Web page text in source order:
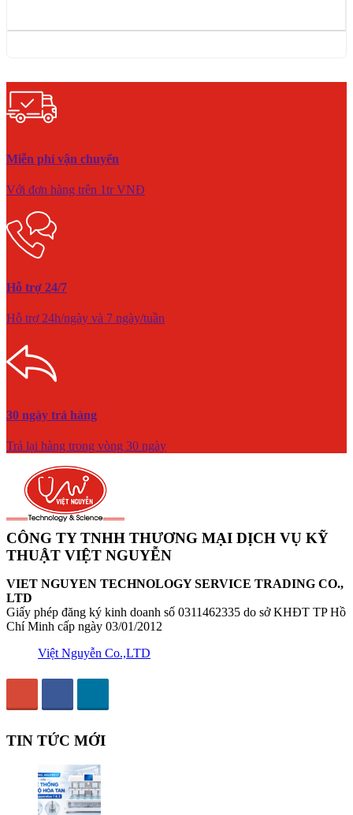
Miễn phí vận chuyển
Với đơn hàng trên 1tr VNĐ
Hỗ trợ 24/7
Hỗ trợ 24h/ngày và 7 ngày/tuần
30 ngày trả hàng
Trả lại hàng trong vòng 30 ngày
CÔNG TY TNHH THƯƠNG MẠI DỊCH VỤ KỸ
THUẬT VIỆT NGUYỄN
VIET NGUYEN TECHNOLOGY SERVICE TRADING CO.,
LTD
Giấy phép đăng ký kinh doanh số 0311462335 do sở KHĐT TP Hồ
Chí Minh cấp ngày 03/01/2012
Việt Nguyễn Co.,LTD
TIN TỨC MỚI